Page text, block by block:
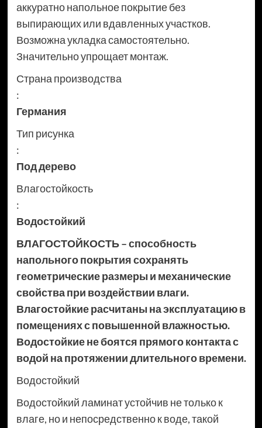
аккуратно напольное покрытие без
выпирающих или вдавленных участков.
Возможна укладка самостоятельно.
Значительно упрощает монтаж.
Страна производства
:
Германия
Тип рисунка
:
Под дерево
Влагостойкость
:
Водостойкий
ВЛАГОСТОЙКОСТЬ – способность
напольного покрытия сохранять
геометрические размеры и механические
свойства при воздействии влаги.
Влагостойкие расчитаны на эксплуатацию в
помещениях с повышенной влажностью.
Водостойкие не боятся прямого контакта с
водой на протяжении длительного времени.
Водостойкий
Водостойкий ламинат устойчив не только к
влаге, но и непосредственно к воде, такой